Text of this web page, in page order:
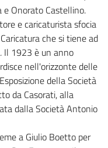
e Onorato Castellino.
e caricaturista sfocia
che si tiene ad
Il 1923 è un anno
nell'orizzonte delle
della Società
da Casorati, alla
dalla Società Antonio
a Giulio Boetto per